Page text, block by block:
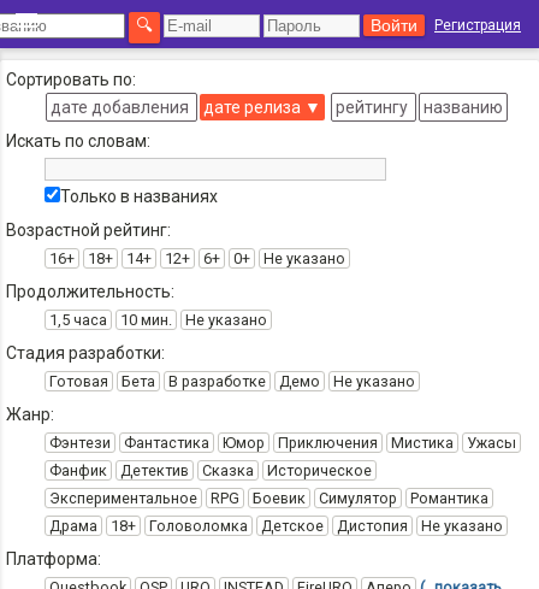
Регистрация
Сортировать по:
дате добавления
дате релиза ▼ рейтингу
названию
Искать по словам:
Только в названиях
Возрастной рейтинг:
16+ 18+ 14+ 12+ 6+ 0+ Не указано
Продолжительность:
1,5 часа 10 мин. Не указано
Стадия разработки:
Готовая Бета В разработке Демо Не указано
Жанр:
Фэнтези Фантастика Юмор Приключения Мистика
Ужасы
Фанфик
Детектив Сказка
Историческое
Экспериментальное
RPG Боевик Симулятор
Романтика
Драма
18+ Головоломка Детское Дистопия Не указано
Платформа: